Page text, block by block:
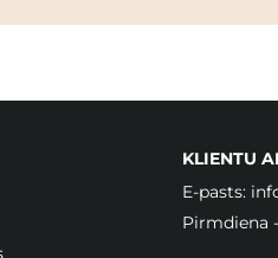
KLIENTU
E-pasts:
Pirmdiena